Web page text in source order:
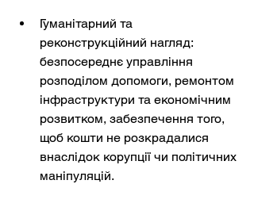
Гуманітарний та
реконструкційний нагляд:
безпосереднє управління
розподілом допомоги, ремонтом
інфраструктури та економічним
розвитком, забезпечення того,
щоб кошти не розкрадалися
внаслідок корупції чи політичних
маніпуляцій.